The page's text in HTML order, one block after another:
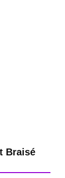
Braisé